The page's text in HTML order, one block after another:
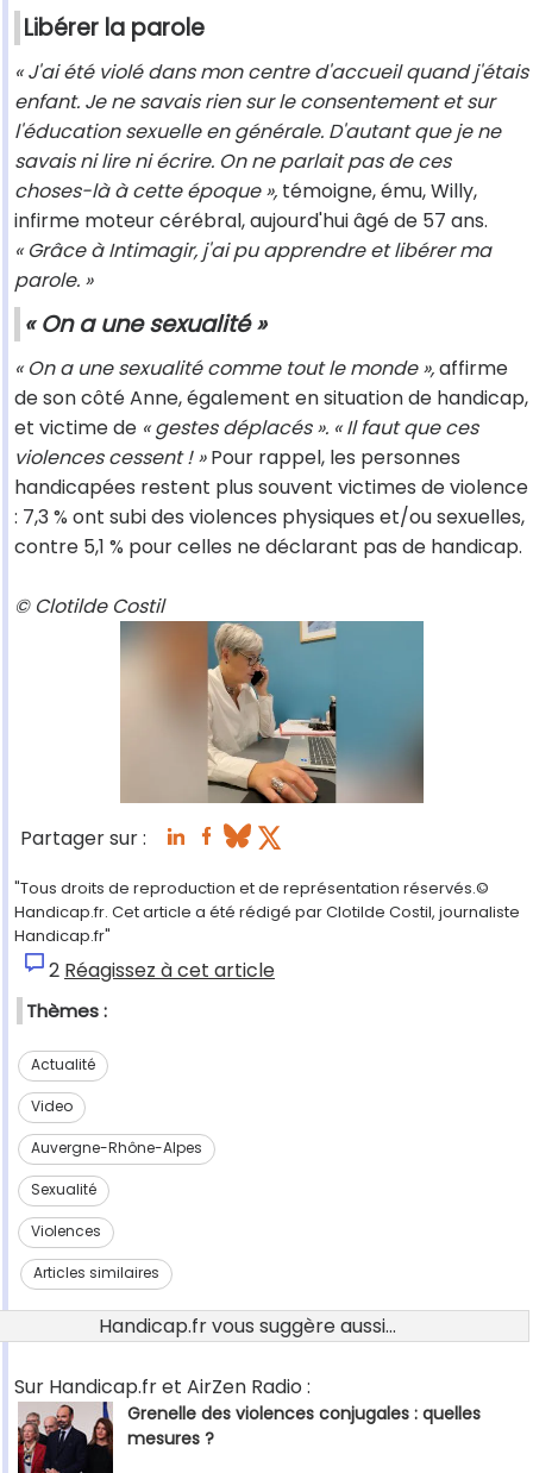
Libérer la parole
« J'ai été violé dans mon centre d'accueil quand j'étais
enfant. Je ne savais rien sur le consentement et sur
l'éducation sexuelle en générale. D'autant que je ne
savais ni lire ni écrire. On ne parlait pas de ces
choses-là à cette époque », témoigne, ému, Willy,
infirme moteur cérébral, aujourd'hui âgé de 57 ans.
« Grâce à Intimagir, j'ai pu apprendre et libérer ma
parole. »
« On a une sexualité »
« On a une sexualité comme tout le monde »,affirme
de son côté Anne, également en situation de handicap,
et victime de « gestes déplacés ». « Il faut que ces
violences cessent ! »Pour rappel, les personnes
handicapées restent plus souvent victimes de violence
: 7,3 % ont subi des violences physiques et/ou sexuelles,
contre 5,1 % pour celles ne déclarant pas de handicap.
© Clotilde Costil
Partager sur :
"Tous droits de reproduction et de représentation réservés.©
Handicap.fr. Cet article a été rédigé par Clotilde Costil, journaliste
Handicap.fr"
2 Réagissez à cet article
Thèmes :
Actualité
Video
Auvergne-Rhône-Alpes
Sexualité
Violences
Articles similaires
Handicap.fr vous suggère aussi...
Sur Handicap.fr et AirZen Radio :
Grenelle des violences conjugales : quelles
mesures ?